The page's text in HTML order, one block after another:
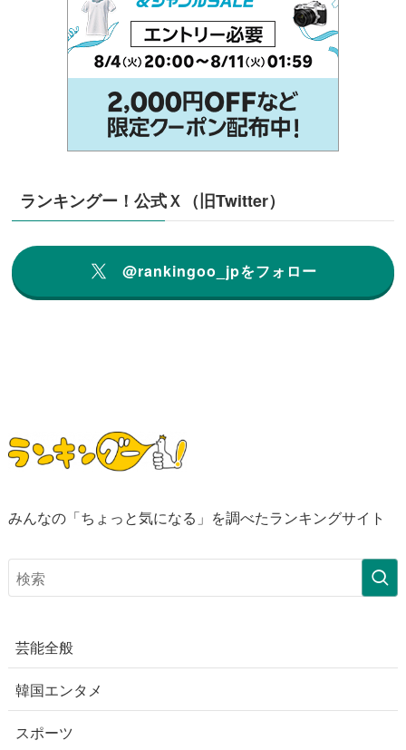
ランキングー！公式Ｘ（旧Twitter）
@rankingoo_jpをフォロー
みんなの「ちょっと気になる」を調べたランキングサイト
芸能全般
韓国エンタメ
スポーツ